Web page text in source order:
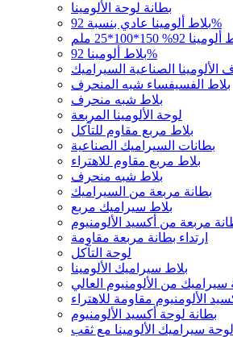
بطانة لوحة الألومينا
بلاط ألومينا عادي بنسبة 92%
92% 150*100*25 ملم
بلاط ألومينا 92%
الصناعية السيراميك
بلاط الفسيفساء شبه المنحرف
بلاط شبه منحرف
لوحة الألومينا المربعة
بلاط مربع مقاوم للتآكل
بطانات السيراميك الصناعية
بلاط مربع مقاوم للاهتراء
بلاط شبه منحرف
بطانة مربعة من السيراميك
بلاط سيراميك مربع
مربعة من أكسيد الألومنيوم
ارتداء بطانة مربعة مقاومة
لوحة التآكل
بلاط سيراميك الألومينا
سيراميك من الألومنيوم العالي
الألومنيوم مقاومة للاهتراء
بطانة لوحة أكسيد الألومنيوم
لوحة سيراميك الألومينا مع ثقب